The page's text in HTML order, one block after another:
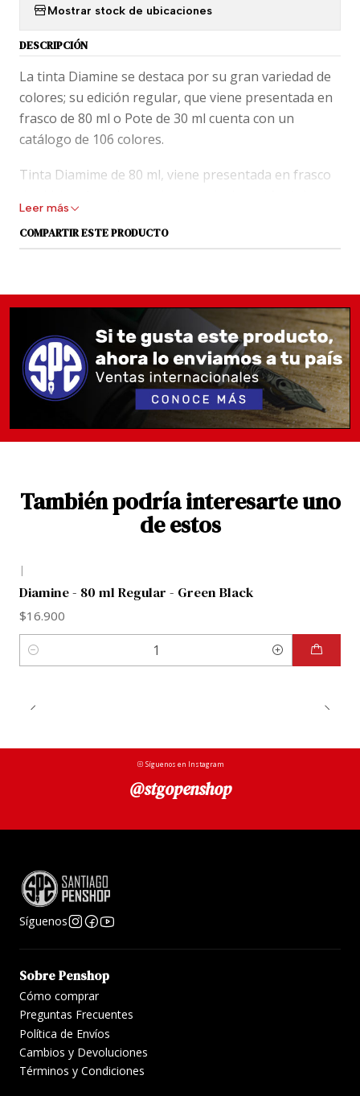
Mostrar stock de ubicaciones
DESCRIPCIÓN
La tinta Diamine se destaca por su gran variedad de
colores; su edición regular, que viene presentada en
frasco de 80 ml o Pote de 30 ml cuenta con un
catálogo de 106 colores.
Tinta Diamime de 80 ml, viene presentada en frasco
como aparece en la foto.
En los blogs de fanáticos, Diamine está puntuada con
secado rápido, no resistente al agua. Saturación y
Las tintas no tienen cambio ni devolución, ya que no
es posible verificar si sus sellos han sido
manipulados. Te recomendamos revisar previamente
imágenes y referencias del color para elegir con total
seguridad.
Leer más
COMPARTIR ESTE PRODUCTO
También podría interesarte uno
de estos
|
Diamine - 80 ml Regular - Green Black
$16.900
Cantidad
Síguenos en Instagram
@stgopenshop
Síguenos
Sobre Penshop
Cómo comprar
Preguntas Frecuentes
Política de Envíos
Cambios y Devoluciones
Términos y Condiciones